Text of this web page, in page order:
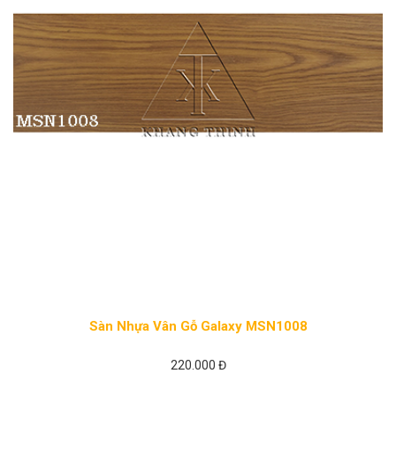
Sàn Nhựa Vân Gỗ Galaxy MSN1008
220.000 Đ